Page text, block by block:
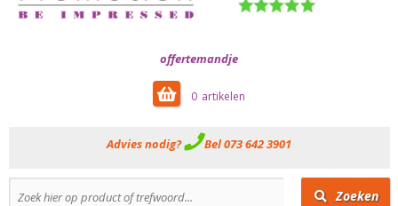
offertemandje
0
Advies nodig? Bel 073 642 3901
Zoeken